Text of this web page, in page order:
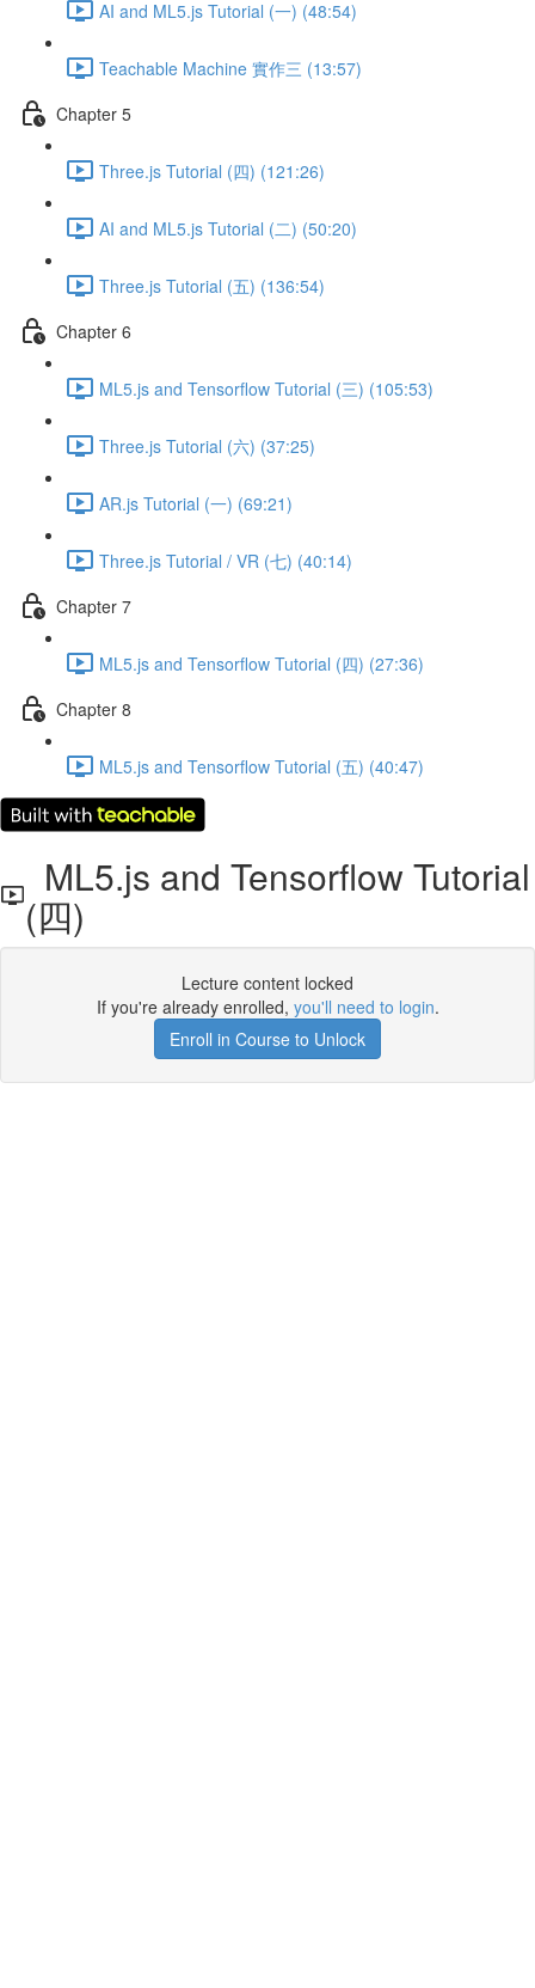
AI and ML5.js Tutorial (一) (48:54)
Teachable Machine 實作三 (13:57)
Chapter 5
Three.js Tutorial (四) (121:26)
AI and ML5.js Tutorial (二) (50:20)
Three.js Tutorial (五) (136:54)
Chapter 6
ML5.js and Tensorflow Tutorial (三) (105:53)
Three.js Tutorial (六) (37:25)
AR.js Tutorial (一) (69:21)
Three.js Tutorial / VR (七) (40:14)
Chapter 7
ML5.js and Tensorflow Tutorial (四) (27:36)
Chapter 8
ML5.js and Tensorflow Tutorial (五) (40:47)
ML5.js and Tensorflow Tutorial
(四)
Lecture content locked
If you're already enrolled, you'll need to login.
Enroll in Course to Unlock